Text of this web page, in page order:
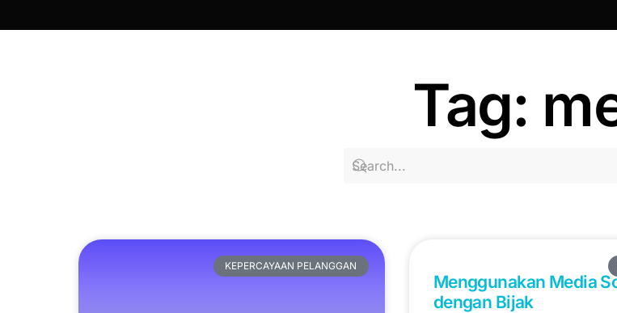
Tag:
KEPERCAYAAN PELANGGAN
Menggunakan Media
dengan Bijak